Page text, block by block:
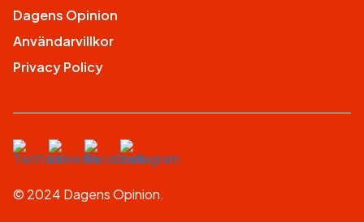
Dagens Opinion
Användarvillkor
Privacy Policy
© 2024 Dagens Opinion.